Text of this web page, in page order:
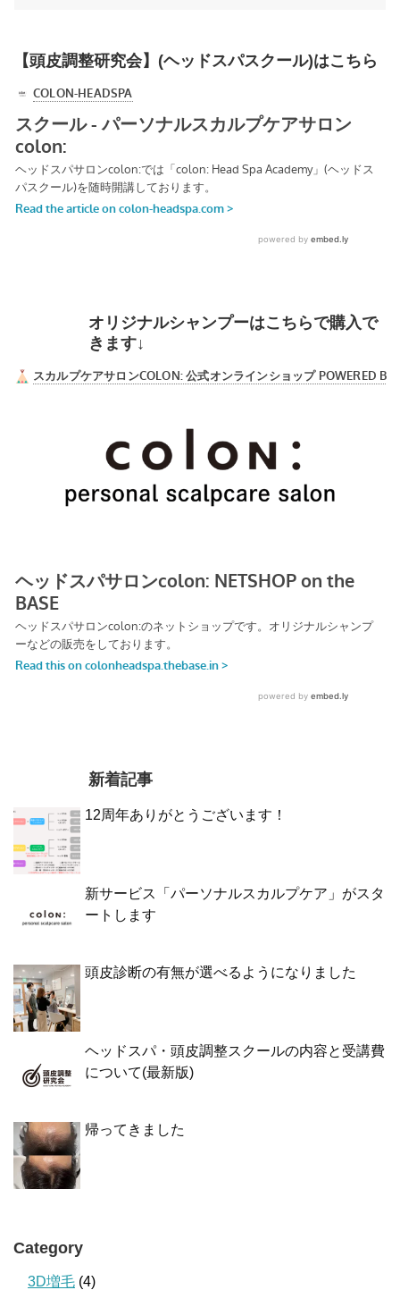
【頭皮調整研究会】(ヘッドスパスクール)はこちら
オリジナルシャンプーはこちらで購入で
きます↓
新着記事
12周年ありがとうございます！
新サービス「パーソナルスカルプケア」がスタ
ートします
頭皮診断の有無が選べるようになりました
ヘッドスパ・頭皮調整スクールの内容と受講費
について(最新版)
帰ってきました
Category
3D増毛 (4)